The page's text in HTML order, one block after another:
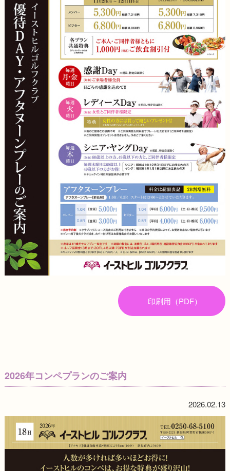
印刷用（PDF）
2026年コンペプランのご案内
2026.02.13